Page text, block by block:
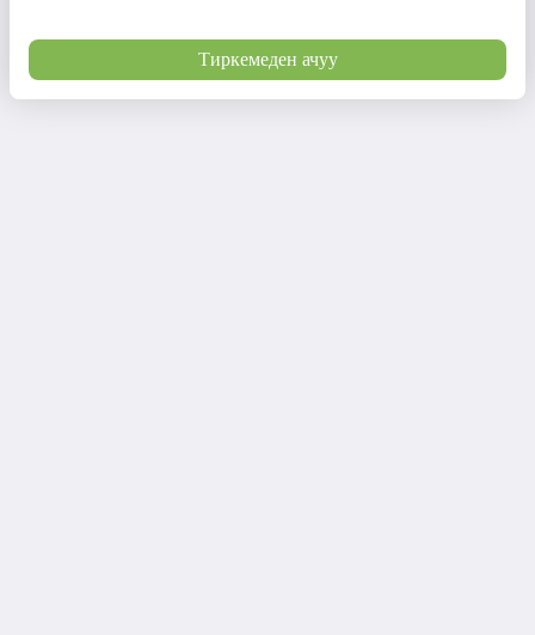
Тиркемеден ачуу